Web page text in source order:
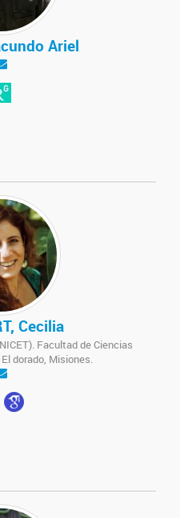
Ariel
Cecilia
Facultad de Ciencias
dorado, Misiones.